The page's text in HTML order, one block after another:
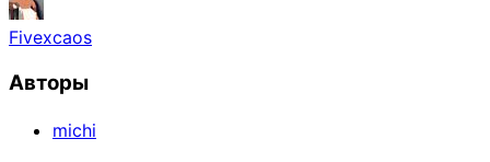
Fivexcaos
Авторы
michi